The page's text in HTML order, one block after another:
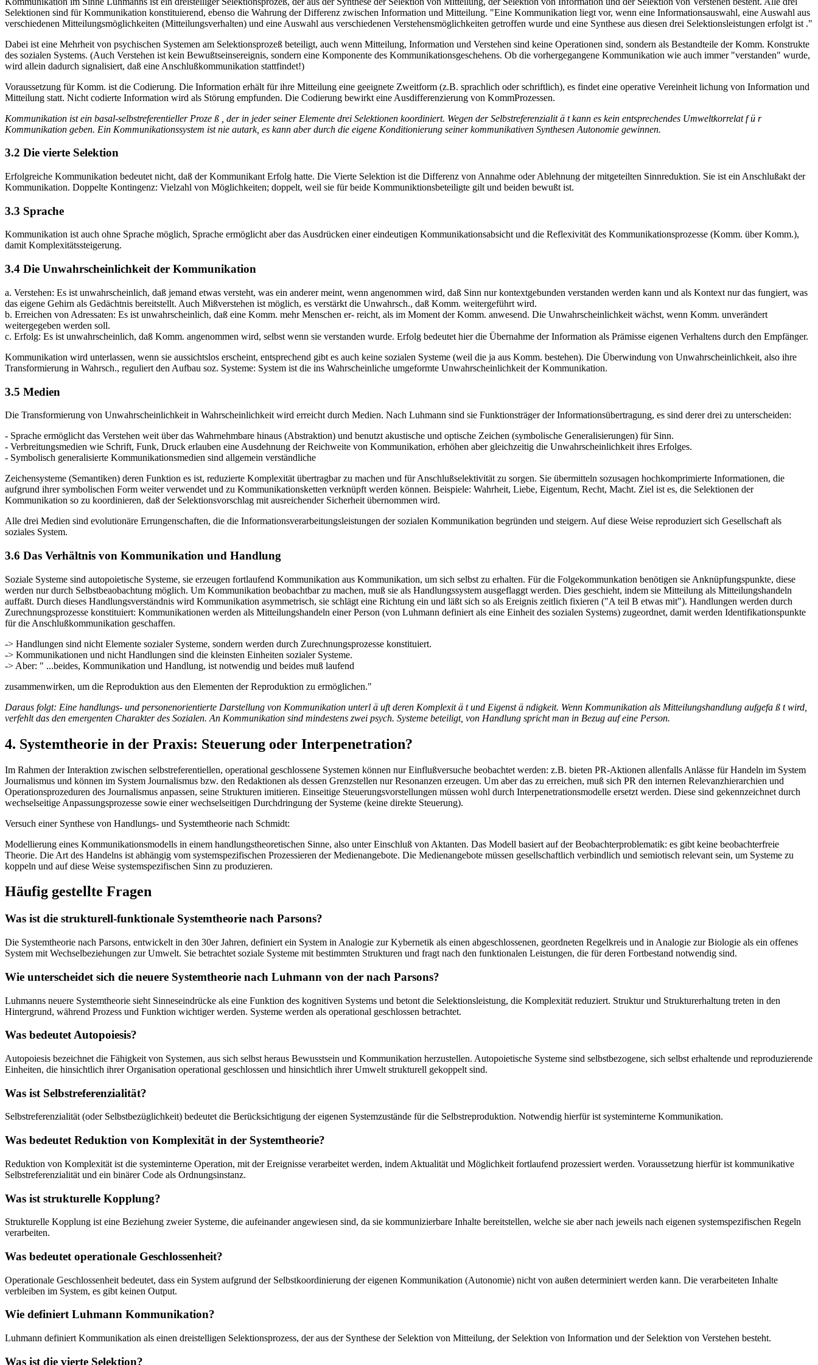
Selektionen sind für Kommunikation konstituierend, ebenso die Wahrung der Differenz zwischen Information und Mitteilung. "Eine Kommunikation liegt vor, wenn eine Informationsauswahl, eine Auswahl aus
verschiedenen Mitteilungsmöglichkeiten (Mitteilungsverhalten) und eine Auswahl aus verschiedenen Verstehensmöglichkeiten getroffen wurde und eine Synthese aus diesen drei Selektionsleistungen erfolgt ist ."
Dabei ist eine Mehrheit von psychischen Systemen am Selektionsprozeß beteiligt, auch wenn Mitteilung, Information und Verstehen sind keine Operationen sind, sondern als Bestandteile der Komm. Konstrukte
des sozialen Systems. (Auch Verstehen ist kein Bewußtseinsereignis, sondern eine Komponente des Kommunikationsgeschehens. Ob die vorhergegangene Kommunikation wie auch immer "verstanden" wurde,
wird allein dadurch signalisiert, daß eine Anschlußkommunikation stattfindet!)
Voraussetzung für Komm. ist die Codierung. Die Information erhält für ihre Mitteilung eine geeignete Zweitform (z.B. sprachlich oder schriftlich), es findet eine operative Vereinheit lichung von Information und
Mitteilung statt. Nicht codierte Information wird als Störung empfunden. Die Codierung bewirkt eine Ausdifferenzierung von KommProzessen.
Kommunikation ist ein basal-selbstreferentieller Proze ß , der in jeder seiner Elemente drei Selektionen koordiniert. Wegen der Selbstreferenzialit ä t kann es kein entsprechendes Umweltkorrelat f ü r
Kommunikation geben. Ein Kommunikationssystem ist nie autark, es kann aber durch die eigene Konditionierung seiner kommunikativen Synthesen Autonomie gewinnen.
3.2 Die vierte Selektion
Erfolgreiche Kommunikation bedeutet nicht, daß der Kommunikant Erfolg hatte. Die Vierte Selektion ist die Differenz von Annahme oder Ablehnung der mitgeteilten Sinnreduktion. Sie ist ein Anschlußakt der
Kommunikation. Doppelte Kontingenz: Vielzahl von Möglichkeiten; doppelt, weil sie für beide Kommuniktionsbeteiligte gilt und beiden bewußt ist.
3.3 Sprache
Kommunikation ist auch ohne Sprache möglich, Sprache ermöglicht aber das Ausdrücken einer eindeutigen Kommunikationsabsicht und die Reflexivität des Kommunikationsprozesse (Komm. über Komm.),
damit Komplexitätssteigerung.
3.4 Die Unwahrscheinlichkeit der Kommunikation
a. Verstehen: Es ist unwahrscheinlich, daß jemand etwas versteht, was ein anderer meint, wenn angenommen wird, daß Sinn nur kontextgebunden verstanden werden kann und als Kontext nur das fungiert, was
das eigene Gehirn als Gedächtnis bereitstellt. Auch Mißverstehen ist möglich, es verstärkt die Unwahrsch., daß Komm. weitergeführt wird.
b. Erreichen von Adressaten: Es ist unwahrscheinlich, daß eine Komm. mehr Menschen er- reicht, als im Moment der Komm. anwesend. Die Unwahrscheinlichkeit wächst, wenn Komm. unverändert
weitergegeben werden soll.
c. Erfolg: Es ist unwahrscheinlich, daß Komm. angenommen wird, selbst wenn sie verstanden wurde. Erfolg bedeutet hier die Übernahme der Information als Prämisse eigenen Verhaltens durch den Empfänger.
Kommunikation wird unterlassen, wenn sie aussichtslos erscheint, entsprechend gibt es auch keine sozialen Systeme (weil die ja aus Komm. bestehen). Die Überwindung von Unwahrscheinlichkeit, also ihre
Transformierung in Wahrsch., reguliert den Aufbau soz. Systeme: System ist die ins Wahrscheinliche umgeformte Unwahrscheinlichkeit der Kommunikation.
3.5 Medien
Die Transformierung von Unwahrscheinlichkeit in Wahrscheinlichkeit wird erreicht durch Medien. Nach Luhmann sind sie Funktionsträger der Informationsübertragung, es sind derer drei zu unterscheiden:
- Sprache ermöglicht das Verstehen weit über das Wahrnehmbare hinaus (Abstraktion) und benutzt akustische und optische Zeichen (symbolische Generalisierungen) für Sinn.
- Verbreitungsmedien wie Schrift, Funk, Druck erlauben eine Ausdehnung der Reichweite von Kommunikation, erhöhen aber gleichzeitig die Unwahrscheinlichkeit ihres Erfolges.
- Symbolisch generalisierte Kommunikationsmedien sind allgemein verständliche
Zeichensysteme (Semantiken) deren Funktion es ist, reduzierte Komplexität übertragbar zu machen und für Anschlußselektivität zu sorgen. Sie übermitteln sozusagen hochkomprimierte Informationen, die
aufgrund ihrer symbolischen Form weiter verwendet und zu Kommunikationsketten verknüpft werden können. Beispiele: Wahrheit, Liebe, Eigentum, Recht, Macht. Ziel ist es, die Selektionen der
Kommunikation so zu koordinieren, daß der Selektionsvorschlag mit ausreichender Sicherheit übernommen wird.
Alle drei Medien sind evolutionäre Errungenschaften, die die Informationsverarbeitungsleistungen der sozialen Kommunikation begründen und steigern. Auf diese Weise reproduziert sich Gesellschaft als
soziales System.
3.6 Das Verhältnis von Kommunikation und Handlung
Soziale Systeme sind autopoietische Systeme, sie erzeugen fortlaufend Kommunikation aus Kommunikation, um sich selbst zu erhalten. Für die Folgekommunkation benötigen sie Anknüpfungspunkte, diese
werden nur durch Selbstbeaobachtung möglich. Um Kommunikation beobachtbar zu machen, muß sie als Handlungssystem ausgeflaggt werden. Dies geschieht, indem sie Mitteilung als Mitteilungshandeln
auffaßt. Durch dieses Handlungsverständnis wird Kommunikation asymmetrisch, sie schlägt eine Richtung ein und läßt sich so als Ereignis zeitlich fixieren ("A teil B etwas mit"). Handlungen werden durch
Zurechnungsprozesse konstituiert: Kommunikationen werden als Mitteilungshandeln einer Person (von Luhmann definiert als eine Einheit des sozialen Systems) zugeordnet, damit werden Identifikationspunkte
für die Anschlußkommunikation geschaffen.
-> Handlungen sind nicht Elemente sozialer Systeme, sondern werden durch Zurechnungsprozesse konstituiert.
-> Kommunikationen und nicht Handlungen sind die kleinsten Einheiten sozialer Systeme.
-> Aber: " ...beides, Kommunikation und Handlung, ist notwendig und beides muß laufend
zusammenwirken, um die Reproduktion aus den Elementen der Reproduktion zu ermöglichen."
Daraus folgt: Eine handlungs- und personenorientierte Darstellung von Kommunikation unterl ä uft deren Komplexit ä t und Eigenst ä ndigkeit. Wenn Kommunikation als Mitteilungshandlung aufgefa ß t wird,
verfehlt das den emergenten Charakter des Sozialen. An Kommunikation sind mindestens zwei psych. Systeme beteiligt, von Handlung spricht man in Bezug auf eine Person.
4. Systemtheorie in der Praxis: Steuerung oder Interpenetration?
Im Rahmen der Interaktion zwischen selbstreferentiellen, operational geschlossene Systemen können nur Einflußversuche beobachtet werden: z.B. bieten PR-Aktionen allenfalls Anlässe für Handeln im System
Journalismus und können im System Journalismus bzw. den Redaktionen als dessen Grenzstellen nur Resonanzen erzeugen. Um aber das zu erreichen, muß sich PR den internen Relevanzhierarchien und
Operationsprozeduren des Journalismus anpassen, seine Strukturen imitieren. Einseitige Steuerungsvorstellungen müssen wohl durch Interpenetrationsmodelle ersetzt werden. Diese sind gekennzeichnet durch
wechselseitige Anpassungsprozesse sowie einer wechselseitigen Durchdringung der Systeme (keine direkte Steuerung).
Versuch einer Synthese von Handlungs- und Systemtheorie nach Schmidt:
Modellierung eines Kommunikationsmodells in einem handlungstheoretischen Sinne, also unter Einschluß von Aktanten. Das Modell basiert auf der Beobachterproblematik: es gibt keine beobachterfreie
Theorie. Die Art des Handelns ist abhängig vom systemspezifischen Prozessieren der Medienangebote. Die Medienangebote müssen gesellschaftlich verbindlich und semiotisch relevant sein, um Systeme zu
koppeln und auf diese Weise systemspezifischen Sinn zu produzieren.
Häufig gestellte Fragen
Was ist die strukturell-funktionale Systemtheorie nach Parsons?
Die Systemtheorie nach Parsons, entwickelt in den 30er Jahren, definiert ein System in Analogie zur Kybernetik als einen abgeschlossenen, geordneten Regelkreis und in Analogie zur Biologie als ein offenes
System mit Wechselbeziehungen zur Umwelt. Sie betrachtet soziale Systeme mit bestimmten Strukturen und fragt nach den funktionalen Leistungen, die für deren Fortbestand notwendig sind.
Wie unterscheidet sich die neuere Systemtheorie nach Luhmann von der nach Parsons?
Luhmanns neuere Systemtheorie sieht Sinneseindrücke als eine Funktion des kognitiven Systems und betont die Selektionsleistung, die Komplexität reduziert. Struktur und Strukturerhaltung treten in den
Hintergrund, während Prozess und Funktion wichtiger werden. Systeme werden als operational geschlossen betrachtet.
Was bedeutet Autopoiesis?
Autopoiesis bezeichnet die Fähigkeit von Systemen, aus sich selbst heraus Bewusstsein und Kommunikation herzustellen. Autopoietische Systeme sind selbstbezogene, sich selbst erhaltende und reproduzierende
Einheiten, die hinsichtlich ihrer Organisation operational geschlossen und hinsichtlich ihrer Umwelt strukturell gekoppelt sind.
Was ist Selbstreferenzialität?
Selbstreferenzialität (oder Selbstbezüglichkeit) bedeutet die Berücksichtigung der eigenen Systemzustände für die Selbstreproduktion. Notwendig hierfür ist systeminterne Kommunikation.
Was bedeutet Reduktion von Komplexität in der Systemtheorie?
Reduktion von Komplexität ist die systeminterne Operation, mit der Ereignisse verarbeitet werden, indem Aktualität und Möglichkeit fortlaufend prozessiert werden. Voraussetzung hierfür ist kommunikative
Selbstreferenzialität und ein binärer Code als Ordnungsinstanz.
Was ist strukturelle Kopplung?
Strukturelle Kopplung ist eine Beziehung zweier Systeme, die aufeinander angewiesen sind, da sie kommunizierbare Inhalte bereitstellen, welche sie aber nach jeweils nach eigenen systemspezifischen Regeln
verarbeiten.
Was bedeutet operationale Geschlossenheit?
Operationale Geschlossenheit bedeutet, dass ein System aufgrund der Selbstkoordinierung der eigenen Kommunikation (Autonomie) nicht von außen determiniert werden kann. Die verarbeiteten Inhalte
verbleiben im System, es gibt keinen Output.
Wie definiert Luhmann Kommunikation?
Luhmann definiert Kommunikation als einen dreistelligen Selektionsprozess, der aus der Synthese der Selektion von Mitteilung, der Selektion von Information und der Selektion von Verstehen besteht.
Was ist die vierte Selektion?